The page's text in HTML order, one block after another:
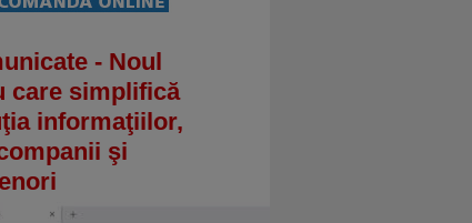
- Noul
care simplifică
informaţiilor,
şi